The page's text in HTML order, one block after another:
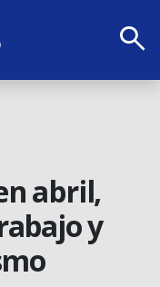
search
abril,
y